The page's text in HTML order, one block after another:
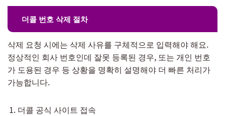
더콜 번호 삭제 절차
삭제 요청 시에는 삭제 사유를 구체적으로 입력해야 해요.
정상적인 회사 번호인데 잘못 등록된 경우, 또는 개인 번호
가 도용된 경우 등 상황을 명확히 설명해야 더 빠른 처리가
가능합니다.
더콜 공식 사이트 접속